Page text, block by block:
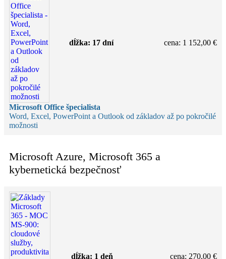
Microsoft Office špecialista
Word, Excel, PowerPoint a Outlook od základov až po pokročilé
možnosti
dĺžka: 17 dní cena: 1 152,00 €
Microsoft Azure, Microsoft 365 a
kybernetická bezpečnosť
dĺžka: 1 deň cena: 270,00 €